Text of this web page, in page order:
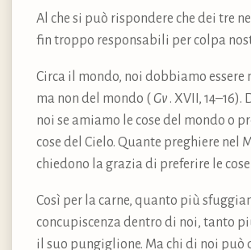
Al che si può rispondere che dei tre
fin troppo responsabili per colpa
Circa il mondo, noi dobbiamo essere
ma non del mondo ( Gv . XVII, 14–16).
noi se amiamo le cose del mondo o
cose del Cielo. Quante preghiere nel
chiedono la grazia di preferire le
Così per la carne, quanto più
concupiscenza dentro di noi, tanto
il suo pungiglione. Ma chi di noi può